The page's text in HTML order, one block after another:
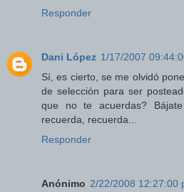
Responder
Dani López 1/17/2007
Sí, es cierto, se me olvidó
de selección para ser
que no te acuerdas?
recuerda, recuerda...
Responder
Anónimo 2/22/2008 12:27:00